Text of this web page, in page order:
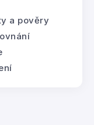
a pověry